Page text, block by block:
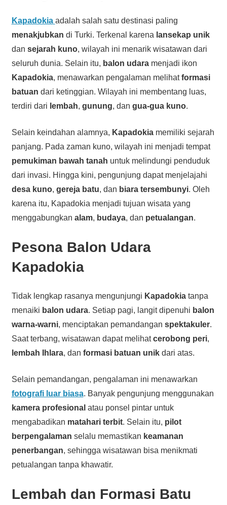
Kapadokia adalah salah satu destinasi paling
menakjubkan di Turki. Terkenal karena lansekap unik
dan sejarah kuno, wilayah ini menarik wisatawan dari
seluruh dunia. Selain itu, balon udaramenjadi ikon
Kapadokia, menawarkan pengalaman melihatformasi
batuan dari ketinggian. Wilayah ini membentang luas,
terdiri dari lembah, gunung, dan gua-gua kuno.
Selain keindahan alamnya, Kapadokiamemiliki sejarah
panjang. Pada zaman kuno, wilayah ini menjadi tempat
pemukiman bawah tanah untuk melindungi penduduk
dari invasi. Hingga kini, pengunjung dapat menjelajahi
desa kuno, gereja batu, dan biara tersembunyi. Oleh
karena itu, Kapadokia menjadi tujuan wisata yang
menggabungkan alam, budaya, dan petualangan.
Pesona Balon Udara
Kapadokia
Tidak lengkap rasanya mengunjungi Kapadokiatanpa
menaiki balon udara. Setiap pagi, langit dipenuhi balon
warna-warni, menciptakan pemandangan spektakuler.
Saat terbang, wisatawan dapat melihatcerobong peri,
lembah Ihlara, dan formasi batuan unikdari atas.
Selain pemandangan, pengalaman ini menawarkan
fotografi luar biasa. Banyak pengunjung menggunakan
kamera profesional atau ponsel pintar untuk
mengabadikan matahari terbit. Selain itu, pilot
berpengalaman selalu memastikan keamanan
penerbangan, sehingga wisatawan bisa menikmati
petualangan tanpa khawatir.
Lembah dan Formasi Batu